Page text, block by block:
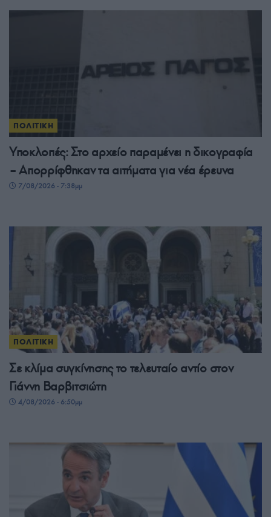
ΠΟΛΙΤΙΚΗ
Υποκλοπές: Στο αρχείο παραμένει η δικογραφία
– Απορρίφθηκαν τα αιτήματα για νέα έρευνα
7/08/2026 - 7:38μμ
ΠΟΛΙΤΙΚΗ
Σε κλίμα συγκίνησης το τελευταίο αντίο στον
Γιάννη Βαρβιτσιώτη
4/08/2026 - 6:50μμ